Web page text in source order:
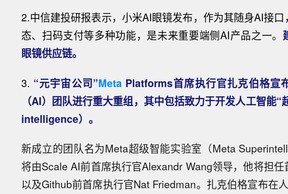
2.中信建投研报表示，小米AI眼镜发布，作为其随身AI接
态、扫码支付等多种功能，是未来重要端侧AI产品之一。
眼镜供应链。
3. “元宇宙公司”Meta Platforms首席执行官扎克伯格宣
（AI）团队进行重大重组，其中包括致力于开发人工智能
intelligence）。
新成立的团队名为Meta超级智能实验室（Meta
将由Scale AI前首席执行官Alexandr Wang领导，他将担任
以及Github前首席执行官Nat Friedman。扎克伯格宣布在